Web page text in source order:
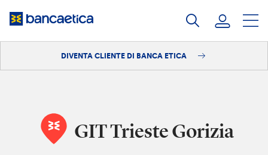
DIVENTA CLIENTE DI BANCA ETICA
GIT Trieste Gorizia